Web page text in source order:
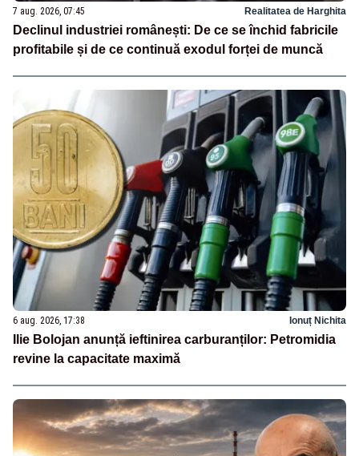
7 aug. 2026, 07:45 Realitatea de Harghita
Declinul industriei românești: De ce se închid fabricile
profitabile și de ce continuă exodul forței de muncă
6 aug. 2026, 17:38 Ionuț Nichita
Ilie Bolojan anunță ieftinirea carburanților: Petromidia
revine la capacitate maximă